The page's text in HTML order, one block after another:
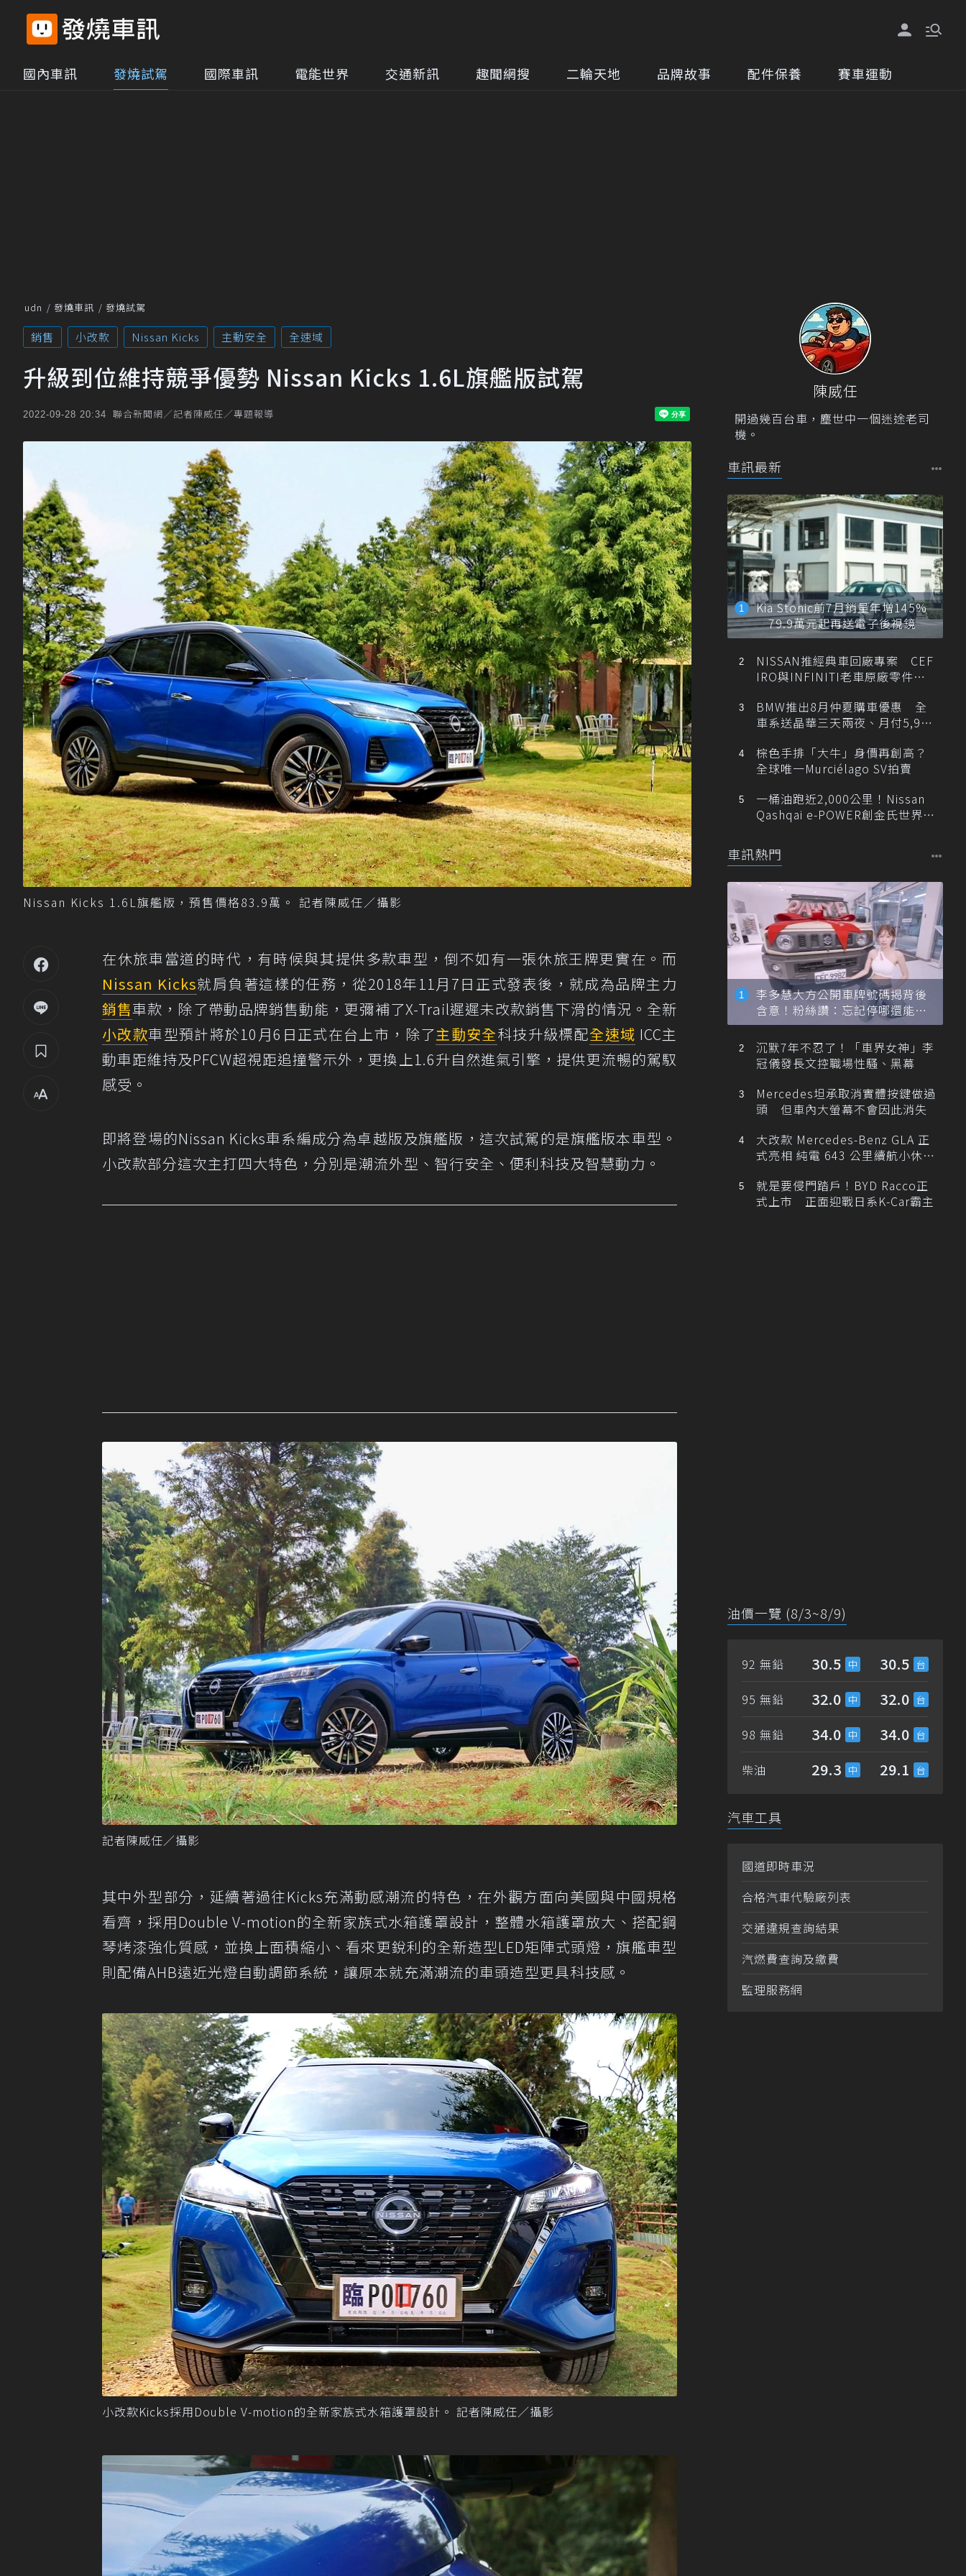
國內車訊 發燒試駕 國際車訊 電能世界 交通新訊 趣聞網搜 二輪天地 品牌故事 配件保養 賽車運動
udn 發燒車訊 發燒試駕
銷售 小改款 Nissan Kicks 主動安全 全速域
升級到位維持競爭優勢 Nissan Kicks 1.6L旗艦版試駕
2022-09-28 20:34 聯合新聞網／記者陳威任／專題報導
Nissan Kicks 1.6L旗艦版，預售價格83.9萬。 記者陳威任／攝影
在休旅車當道的時代，有時候與其提供多款車型，倒不如有一張休旅王牌更實在。而
Nissan Kicks就肩負著這樣的任務，從2018年11月7日正式發表後，就成為品牌主力
銷售車款，除了帶動品牌銷售動能，更彌補了X-Trail遲遲未改款銷售下滑的情況。全新
小改款車型預計將於10月6日正式在台上市，除了主動安全科技升級標配全速域 ICC主
動車距維持及PFCW超視距追撞警示外，更換上1.6升自然進氣引擎，提供更流暢的駕馭
感受。
即將登場的Nissan Kicks車系編成分為卓越版及旗艦版，這次試駕的是旗艦版本車型。
小改款部分這次主打四大特色，分別是潮流外型、智行安全、便利科技及智慧動力。
記者陳威任／攝影
其中外型部分，延續著過往Kicks充滿動感潮流的特色，在外觀方面向美國與中國規格
看齊，採用Double V-motion的全新家族式水箱護罩設計，整體水箱護罩放大、搭配鋼
琴烤漆強化質感，並換上面積縮小、看來更銳利的全新造型LED矩陣式頭燈，旗艦車型
則配備AHB遠近光燈自動調節系統，讓原本就充滿潮流的車頭造型更具科技感。
小改款Kicks採用Double V-motion的全新家族式水箱護罩設計。 記者陳威任／攝影
陳威任
開過幾百台車，塵世中一個迷途老司
機。
車訊最新
Kia Stonic前7月銷量年增145%
79.9萬元起再送電子後視鏡
NISSAN推經典車回廠專案 CEF
IRO與INFINITI老車原廠零件最
BMW推出8月仲夏購車優惠 全
車系送晶華三天兩夜、月付5,900
棕色手排「大牛」身價再創高？
全球唯一Murciélago SV拍賣
一桶油跑近2,000公里！Nissan
Qashqai e-POWER創金氏世界紀
車訊熱門
李多慧大方公開車牌號碼揭背後
含意！粉絲讚：忘記停哪還能幫
忙找車
沉默7年不忍了！「車界女神」李
冠儀發長文控職場性騷、黑幕
Mercedes坦承取消實體按鍵做過
頭 但車內大螢幕不會因此消失
大改款 Mercedes-Benz GLA 正
式亮相 純電 643 公里續航小休
就是要侵門踏戶！BYD Racco正
式上市 正面迎戰日系K-Car霸主
油價一覽 (8/3~8/9)
92 無鉛 30.5 30.5
95 無鉛 32.0 32.0
98 無鉛 34.0 34.0
柴油 29.3 29.1
汽車工具
國道即時車況
合格汽車代驗廠列表
交通違規查詢結果
汽燃費查詢及繳費
監理服務網